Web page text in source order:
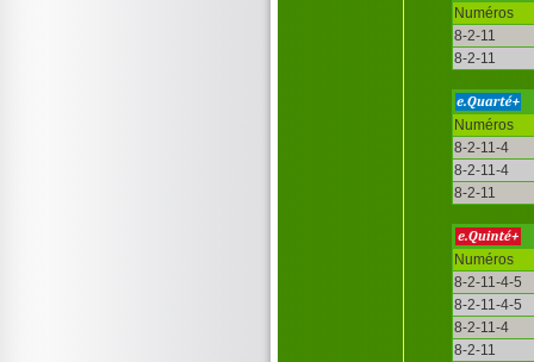
Numéros
8-2-11
8-2-11
Numéros
8-2-11-4
8-2-11-4
8-2-11
Numéros
8-2-11-4-5
8-2-11-4-5
8-2-11-4
8-2-11